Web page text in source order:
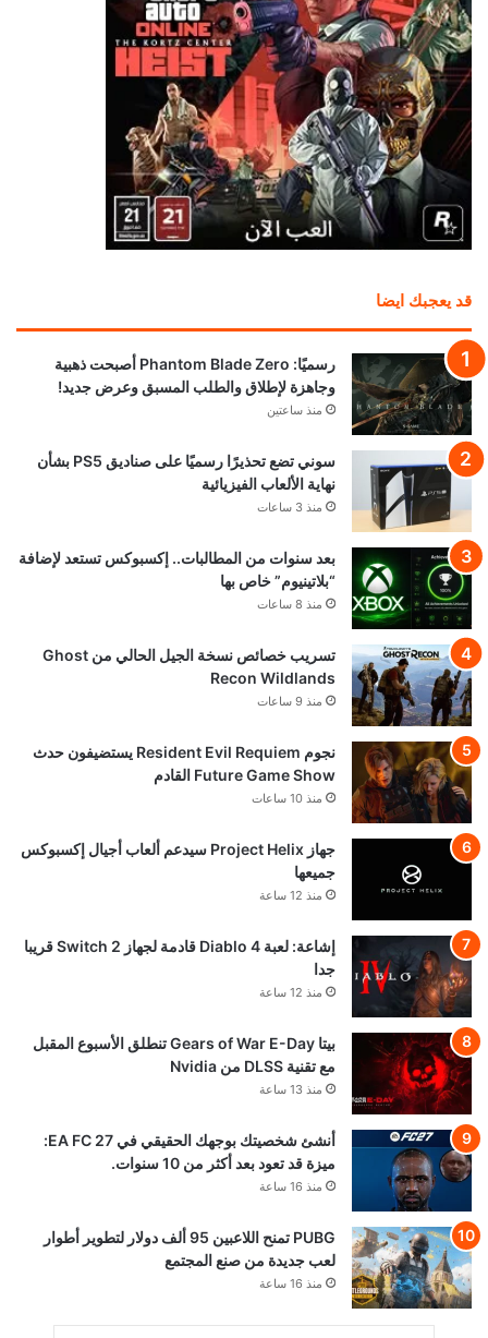
قد يعجبك ايضا
رسميًا: Phantom Blade Zero أصبحت ذهبية
وجاهزة لإطلاق والطلب المسبق وعرض جديد!
منذ ساعتين
سوني تضع تحذيرًا رسميًا على صناديق PS5 بشأن
نهاية الألعاب الفيزيائية
منذ 3 ساعات
بعد سنوات من المطالبات.. إكسبوكس تستعد لإضافة
“بلاتينيوم” خاص بها
منذ 8 ساعات
تسريب خصائص نسخة الجيل الحالي من Ghost
Recon Wildlands
منذ 9 ساعات
نجوم Resident Evil Requiem يستضيفون حدث
Future Game Show القادم
منذ 10 ساعات
جهاز Project Helix سيدعم ألعاب أجيال إكسبوكس
جميعها
منذ 12 ساعة
إشاعة: لعبة Diablo 4 قادمة لجهاز Switch 2 قريبا
جدا
منذ 12 ساعة
بيتا Gears of War E-Day تنطلق الأسبوع المقبل
مع تقنية DLSS من Nvidia
منذ 13 ساعة
أنشئ شخصيتك بوجهك الحقيقي في EA FC 27:
ميزة قد تعود بعد أكثر من 10 سنوات.
منذ 16 ساعة
PUBG تمنح اللاعبين 95 ألف دولار لتطوير أطوار
لعب جديدة من صنع المجتمع
منذ 16 ساعة